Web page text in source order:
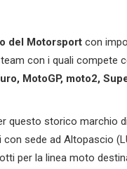
del Motorsport con
team con i quali compete
MotoGP, moto2,
questo storico marchio
sede ad Altopascio
per la linea moto